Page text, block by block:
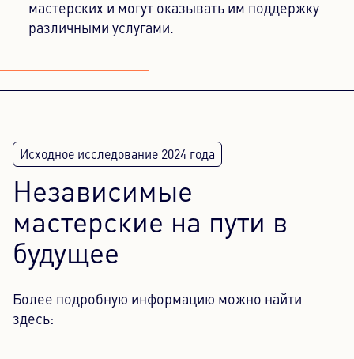
мастерских и могут оказывать им поддержку
различными услугами.
Независимые
мастерские на пути в
будущее
Более подробную информацию можно найти
здесь: